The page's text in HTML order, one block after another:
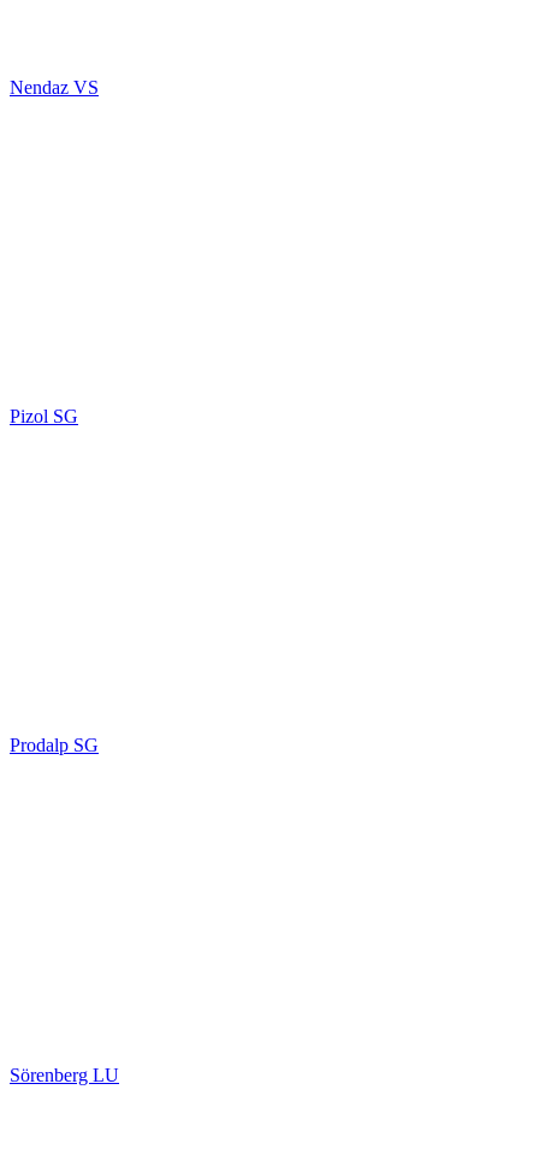
Nendaz VS
Pizol SG
Prodalp SG
Sörenberg LU